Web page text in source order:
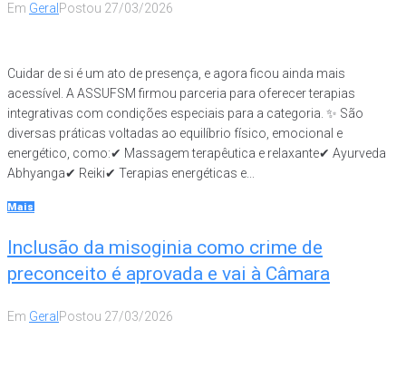
Em Geral Postou 27/03/2026
Cuidar de si é um ato de presença, e agora ficou ainda mais
acessível. A ASSUFSM firmou parceria para oferecer terapias
integrativas com condições especiais para a categoria. ✨ São
diversas práticas voltadas ao equilíbrio físico, emocional e
energético, como:✔ Massagem terapêutica e relaxante✔ Ayurveda
Abhyanga✔ Reiki✔ Terapias energéticas e...
Mais
Inclusão da misoginia como crime de
preconceito é aprovada e vai à Câmara
Em Geral Postou 27/03/2026